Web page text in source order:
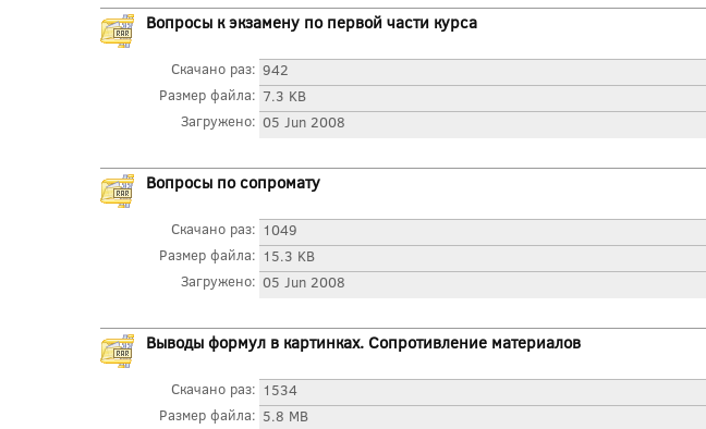
Вопросы к экзамену по первой части курса
Скачано раз: 942
Размер файла: 7.3 KB
Загружено: 05 Jun 2008
Вопросы по сопромату
Скачано раз: 1049
Размер файла: 15.3 KB
Загружено: 05 Jun 2008
Выводы формул в картинках. Сопротивление материалов
Скачано раз: 1534
Размер файла: 5.8 MB